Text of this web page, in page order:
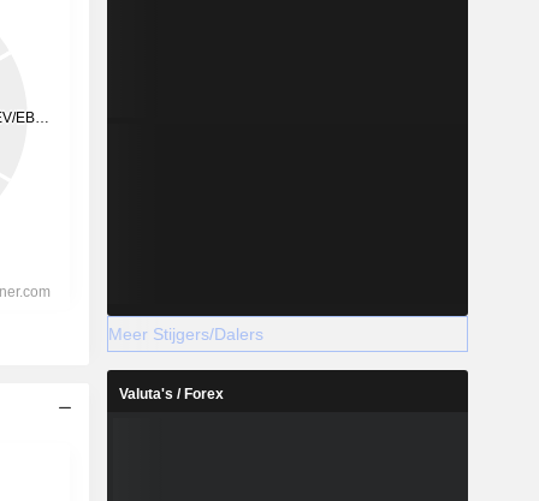
Meer Stijgers/Dalers
Valuta's / Forex